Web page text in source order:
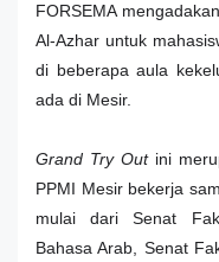
FORSEMA mengadakan
Al-Azhar untuk
di beberapa aula
ada di Mesir.
Grand Try Outini
PPMI Mesir bekerja
mulai dari Senat
Bahasa Arab, Senat